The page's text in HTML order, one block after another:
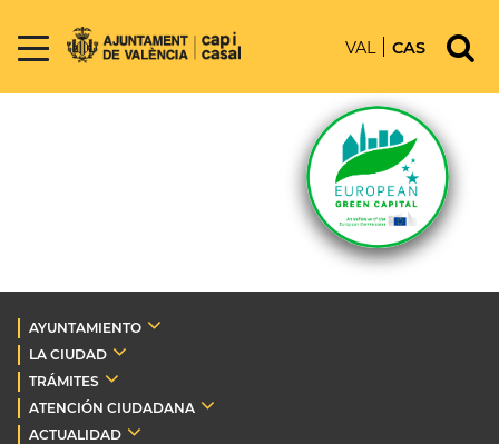
VAL CAS
AYUNTAMIENTO
LA CIUDAD
TRÁMITES
ATENCIÓN CIUDADANA
ACTUALIDAD